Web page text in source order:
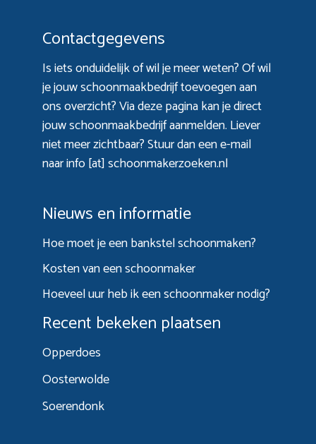
Contactgegevens
Is iets onduidelijk of wil je meer weten? Of wil
je jouw schoonmaakbedrijf toevoegen aan
ons overzicht? Viadeze paginakan je direct
jouw schoonmaakbedrijf aanmelden. Liever
niet meer zichtbaar? Stuur dan een e-mail
naar info [at] schoonmakerzoeken.nl
Nieuws en informatie
Hoe moet je een bankstel schoonmaken?
Kosten van een schoonmaker
Hoeveel uur heb ik een schoonmaker nodig?
Recent bekeken plaatsen
Opperdoes
Oosterwolde
Soerendonk